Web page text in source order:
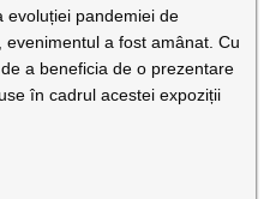
evoluției pandemiei de
a fost amânat. Cu
a beneficia de o prezentare
în cadrul acestei expoziții